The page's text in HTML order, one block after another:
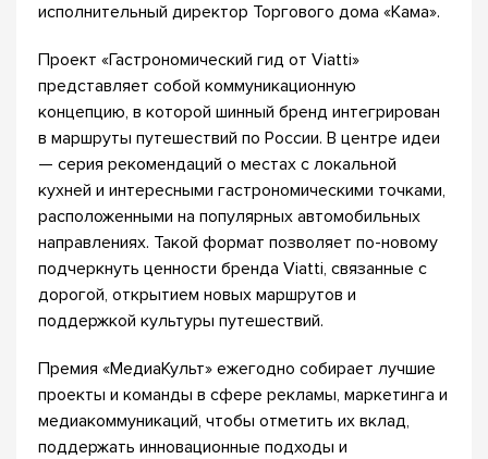
исполнительный директор Торгового дома «Кама».
Проект «Гастрономический гид от Viatti»
представляет собой коммуникационную
концепцию, в которой шинный бренд интегрирован
в маршруты путешествий по России. В центре идеи
— серия рекомендаций о местах с локальной
кухней и интересными гастрономическими точками,
расположенными на популярных автомобильных
направлениях. Такой формат позволяет по-новому
подчеркнуть ценности бренда Viatti, связанные с
дорогой, открытием новых маршрутов и
поддержкой культуры путешествий.
Премия «МедиаКульт» ежегодно собирает лучшие
проекты и команды в сфере рекламы, маркетинга и
медиакоммуникаций, чтобы отметить их вклад,
поддержать инновационные подходы и